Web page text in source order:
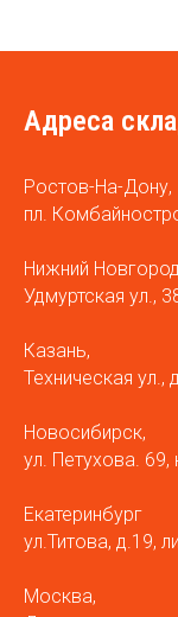
Адреса
Ростов-На-Дону,
пл.
Нижний
Удмуртская ул.,
Казань,
Техническая ул.,
Новосибирск,
ул. Петухова. 69,
Екатеринбург
ул.Титова, д.19,
Москва,